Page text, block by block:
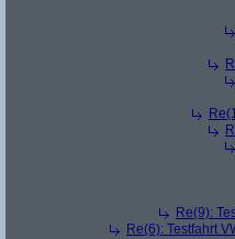
Re(9):
Re(6): Testfahrt